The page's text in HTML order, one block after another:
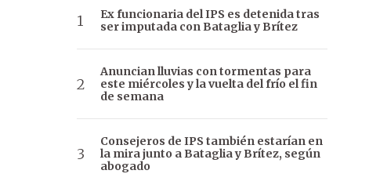
Ex funcionaria del IPS es detenida tras
ser imputada con Bataglia y Brítez
Anuncian lluvias con tormentas para
este miércoles y la vuelta del frío el fin
de semana
Consejeros de IPS también estarían en
la mira junto a Bataglia y Brítez, según
abogado